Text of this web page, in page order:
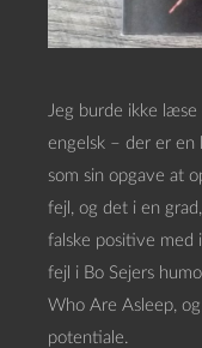
Jeg burde ikke læse
engelsk – der er en
som sin opgave at
fejl, og det i en
falske positive med
fejl i Bo Sejers
Who Are Asleep,
potentiale.